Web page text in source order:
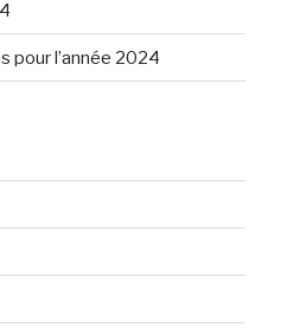
pour l’année 2024